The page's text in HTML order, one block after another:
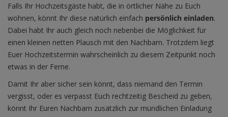
Falls Ihr Hochzeitsgäste habt, die in örtlicher Nähe zu Euch
wohnen, könnt Ihr diese natürlich einfach persönlich einladen.
Dabei habt Ihr auch gleich noch nebenbei die Möglichkeit für
einen kleinen netten Plausch mit den Nachbarn. Trotzdem liegt
Euer Hochzeitstermin wahrscheinlich zu diesem Zeitpunkt noch
etwas in der Ferne.
Damit Ihr aber sicher sein könnt, dass niemand den Termin
vergisst, oder es verpasst Euch rechtzeitig Bescheid zu geben,
könnt Ihr Euren Nachbarn zusätzlich zur mündlichen Einladung